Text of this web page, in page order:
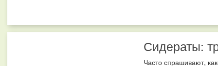
Сидераты:
Часто спрашивают,